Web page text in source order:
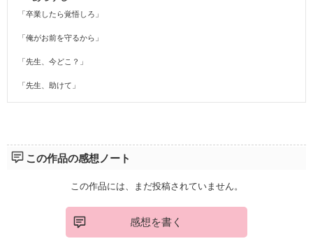
「卒業したら覚悟しろ」
「俺がお前を守るから」
「先生、今どこ？」
「先生、助けて」
この作品の感想ノート
この作品には、まだ投稿されていません。
感想を書く